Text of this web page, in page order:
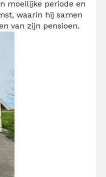
moeilijke periode en
waarin hij samen
van zijn pensioen.